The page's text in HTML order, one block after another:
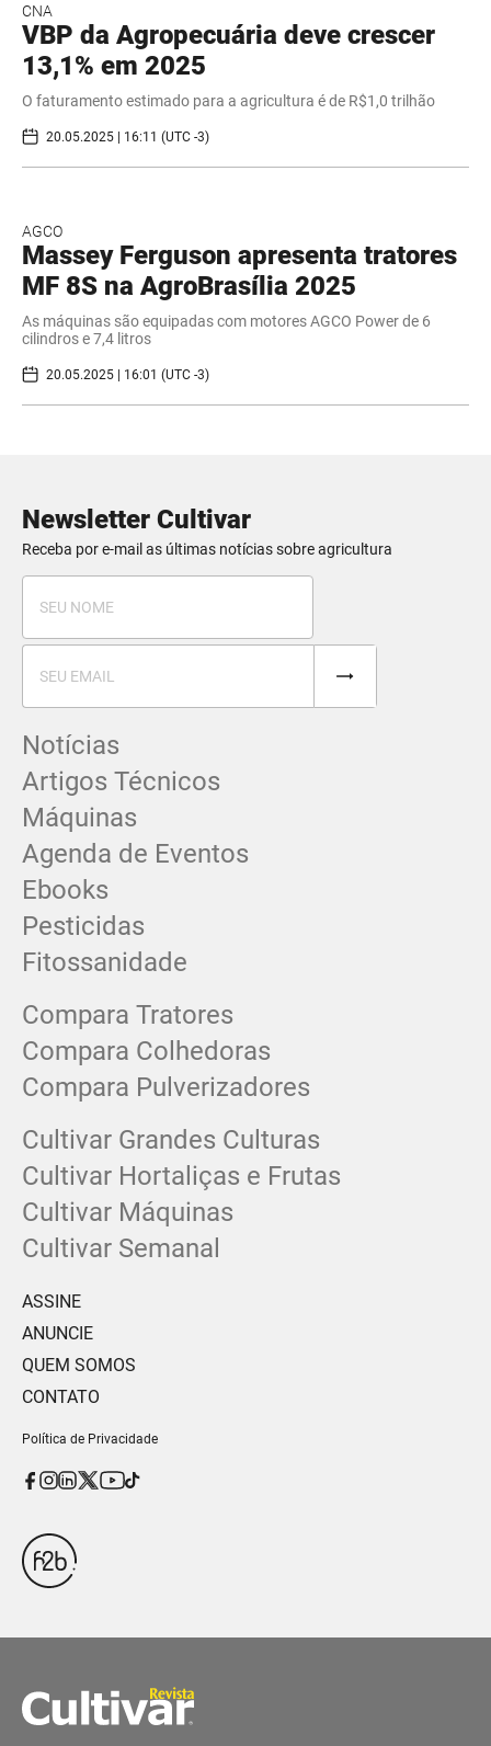
CNA
VBP da Agropecuária deve crescer
13,1% em 2025
O faturamento estimado para a agricultura é de R$1,0 trilhão
20.05.2025 | 16:11 (UTC -3)
AGCO
Massey Ferguson apresenta tratores
MF 8S na AgroBrasília 2025
As máquinas são equipadas com motores AGCO Power de 6
cilindros e 7,4 litros
20.05.2025 | 16:01 (UTC -3)
Newsletter Cultivar
Receba por e-mail as últimas notícias sobre agricultura
Notícias
Artigos Técnicos
Máquinas
Agenda de Eventos
Ebooks
Pesticidas
Fitossanidade
Compara Tratores
Compara Colhedoras
Compara Pulverizadores
Cultivar Grandes Culturas
Cultivar Hortaliças e Frutas
Cultivar Máquinas
Cultivar Semanal
ASSINE
ANUNCIE
QUEM SOMOS
CONTATO
Política de Privacidade